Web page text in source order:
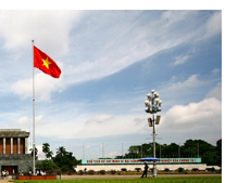
NQ/TW của Bộ Chính trị
của mỗi người dân.